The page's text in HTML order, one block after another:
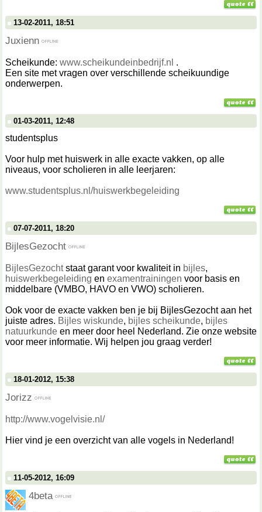
13-02-2011, 18:51
Juxienn
Scheikunde: www.scheikundeinbedrijf.nl .
Een site met vragen over verschillende scheikuundige
onderwerpen.
01-03-2011, 12:48
studentsplus
Voor hulp met huiswerk in alle exacte vakken, op alle
niveaus, voor scholieren in alle leerjaren:
www.studentsplus.nl/huiswerkbegeleiding
07-07-2011, 18:20
BijlesGezocht
BijlesGezochtstaat garant voor kwaliteit in bijles,
huiswerkbegeleiding en examentrainingen voor basis en
middelbare (VMBO, HAVO en VWO) scholieren.
Ook voor de exacte vakken ben je bij BijlesGezocht aan het
juiste adres. Bijles wiskunde, bijles scheikunde, bijles
natuurkunde en meer door heel Nederland. Zie onze website
voor meer informatie. Wij helpen jou graag verder!
18-01-2012, 15:38
Jorizz
http://www.vogelvisie.nl/
Hier vind je een overzicht van alle vogels in Nederland!
11-05-2012, 16:09
4beta